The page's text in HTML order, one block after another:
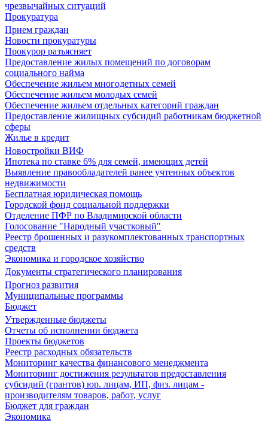
чрезвычайных ситуаций
Прокуратура
Прием граждан
Новости прокуратуры
Прокурор разъясняет
Предоставление жилых помещений по договорам
социального найма
Обеспечение жильем многодетных семей
Обеспечение жильем молодых семей
Обеспечение жильем отдельных категорий граждан
Предоставление жилищных субсидий работникам бюджетной
сферы
Жилье в кредит
Новостройки ВИФ
Ипотека по ставке 6% для семей, имеющих детей
Выявление правообладателей ранее учтенных объектов
недвижимости
Бесплатная юридическая помощь
Городской фонд социальной поддержки
Отделение ПФР по Владимирской области
Голосование "Народный участковый"
Реестр брошенных и разукомплектованных транспортных
средств
Экономика и городское хозяйство
Документы стратегического планирования
Прогноз развития
Муниципальные программы
Бюджет
Утвержденные бюджеты
Отчеты об исполнении бюджета
Проекты бюджетов
Реестр расходных обязательств
Мониторинг качества финансового менеджмента
Мониторинг достижения результатов предоставления
субсидий (грантов) юр. лицам, ИП, физ. лицам -
производителям товаров, работ, услуг
Бюджет для граждан
Экономика